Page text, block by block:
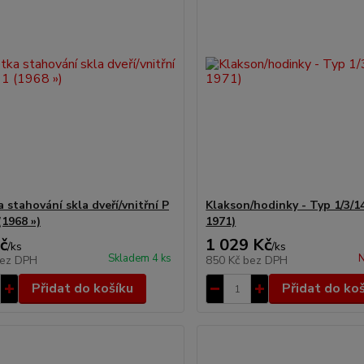
stahování skla dveří/vnitřní P
»)
/ks
DPH
Skladem 4 ks
Přidat do košíku
Klakson/hodinky - Typ 1/3/
1971)
1 029 Kč/ks
850 Kč bez DPH
Přidat do